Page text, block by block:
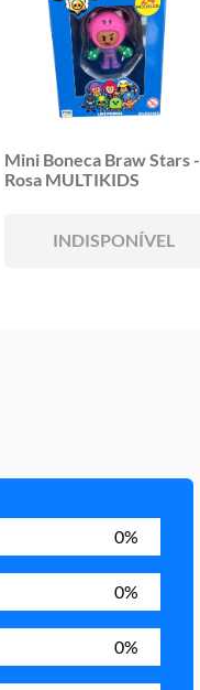
Mini Boneca Braw Stars -
Rosa MULTIKIDS
INDISPONÍVEL
0%
0%
0%